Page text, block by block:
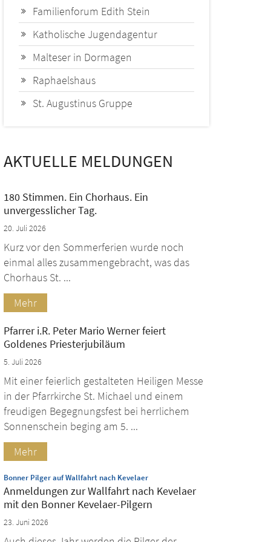
Familienforum Edith Stein
Katholische Jugendagentur
Malteser in Dormagen
Raphaelshaus
St. Augustinus Gruppe
AKTUELLE MELDUNGEN
180 Stimmen. Ein Chorhaus. Ein
unvergesslicher Tag.
20. Juli 2026
Kurz vor den Sommerferien wurde noch
einmal alles zusammengebracht, was das
Chorhaus St. ...
Mehr
Pfarrer i.R. Peter Mario Werner feiert
Goldenes Priesterjubiläum
5. Juli 2026
Mit einer feierlich gestalteten Heiligen Messe
in der Pfarrkirche St. Michael und einem
freudigen Begegnungsfest bei herrlichem
Sonnenschein beging am 5. ...
Mehr
Bonner Pilger auf Wallfahrt nach Kevelaer:
Anmeldungen zur Wallfahrt nach Kevelaer
mit den Bonner Kevelaer-Pilgern
23. Juni 2026